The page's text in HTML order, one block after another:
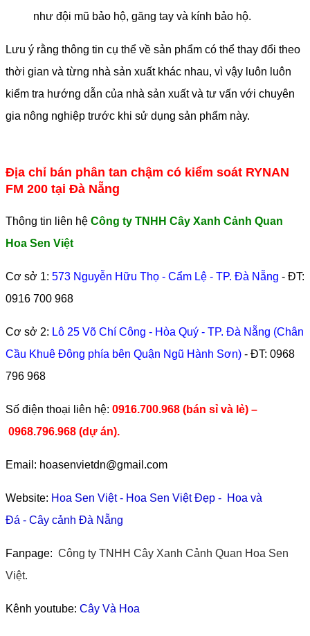
như đội mũ bảo hộ, găng tay và kính bảo hộ.
Lưu ý rằng thông tin cụ thể về sản phẩm có thể thay đổi theo
thời gian và từng nhà sản xuất khác nhau, vì vậy luôn luôn
kiểm tra hướng dẫn của nhà sản xuất và tư vấn với chuyên
gia nông nghiệp trước khi sử dụng sản phẩm này.
Địa chỉ bán phân tan chậm có kiểm soát RYNAN
FM 200 tại Đà Nẵng
Thông tin liên hệ Công ty TNHH Cây Xanh Cảnh Quan
Hoa Sen Việt
Cơ sở 1: 573 Nguyễn Hữu Thọ - Cẩm Lệ - TP. Đà Nẵng - ĐT:
0916 700 968
Cơ sở 2: Lô 25 Võ Chí Công - Hòa Quý - TP. Đà Nẵng (Chân
Cầu Khuê Đông phía bên Quận Ngũ Hành Sơn) - ĐT: 0968
796 968
​Số điện thoại liên hệ: 0916.700.968 (bán sỉ và lẻ) –
0968.796.968 (dự án).
Email: hoasenvietdn@gmail.com
Website: Hoa Sen Việt- Hoa Sen Việt Đẹp - Hoa và
Đá - Cây cảnh Đà Nẵng
Fanpage: Công ty TNHH Cây Xanh Cảnh Quan Hoa Sen
Việt.
Kênh youtube: Cây Và Hoa